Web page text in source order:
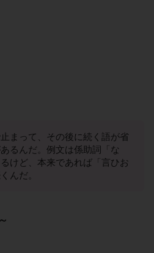
まって、その後に続く語が省
るんだ。例文は係助詞「な
けど、本来であれば「言ひお
んだ。